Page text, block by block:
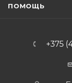
ПОМОЩЬ
+375